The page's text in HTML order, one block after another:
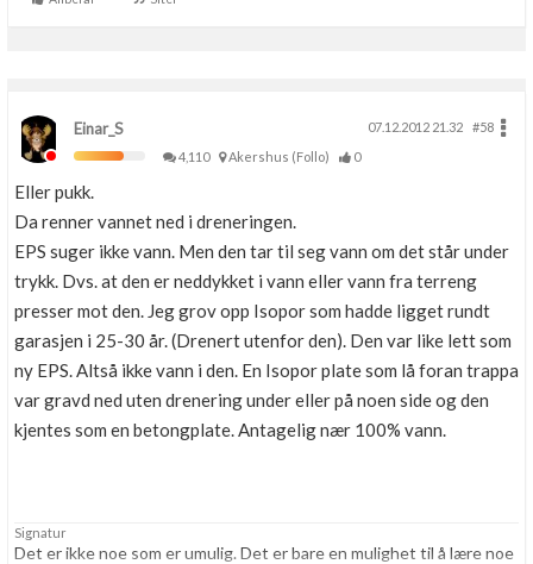
Einar_S 07.12.2012 21.32
#58
4,110
Akershus (Follo) 0
Eller pukk.
Da renner vannet ned i dreneringen.
EPS suger ikke vann. Men den tar til seg vann om det står under
trykk. Dvs. at den er neddykket i vann eller vann fra terreng
presser mot den. Jeg grov opp Isopor som hadde ligget rundt
garasjen i 25-30 år. (Drenert utenfor den). Den var like lett som
ny EPS. Altså ikke vann i den. En Isopor plate som lå foran trappa
var gravd ned uten drenering under eller på noen side og den
kjentes som en betongplate. Antagelig nær 100% vann.
Signatur
Det er ikke noe som er umulig. Det er bare en mulighet til å lære noe